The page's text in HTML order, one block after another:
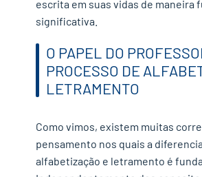
escrita em suas vidas de maneira
significativa.
O PAPEL DO
PROCESSO DE
LETRAMENTO
Como vimos, existem muitas
pensamento nos quais a
alfabetização e letramento é